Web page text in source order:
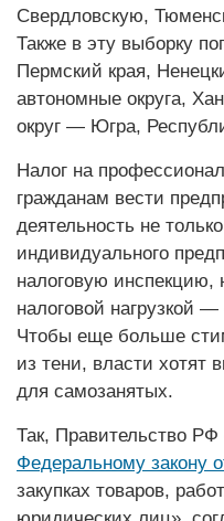
Свердловскую,
Также в эту выборку
Пермский края,
автономные округа,
округ — Югра,
Налог на
гражданам вести
деятельность не
индивидуального
налоговую
налоговой нагрузкой
Чтобы еще больше
из тени, власти хотят
для самозанятых.
Так, Правительство РФ
Федеральному закону
закупках товаров,